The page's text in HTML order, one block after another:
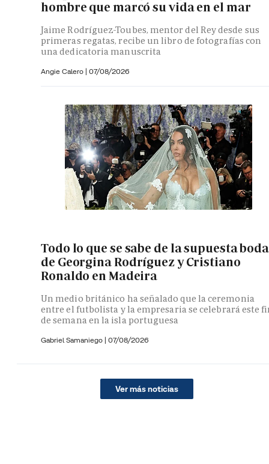
hombre que marcó su vida en el mar
Jaime Rodríguez-Toubes, mentor del Rey desde sus
primeras regatas, recibe un libro de fotografías con
una dedicatoria manuscrita
Angie Calero | 07/08/2026
Todo lo que se sabe de la supuesta boda
de Georgina Rodríguez y Cristiano
Ronaldo en Madeira
Un medio británico ha señalado que la ceremonia
entre el futbolista y la empresaria se celebrará este
de semana en la isla portuguesa
Gabriel Samaniego | 07/08/2026
Ver más noticias